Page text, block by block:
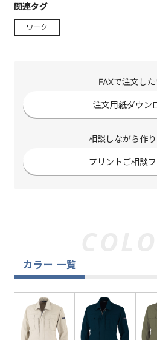
関連タグ
ワーク
FAXで注文し
注文用紙ダウン
相談しながら作
プリントご相談
カラー 一覧